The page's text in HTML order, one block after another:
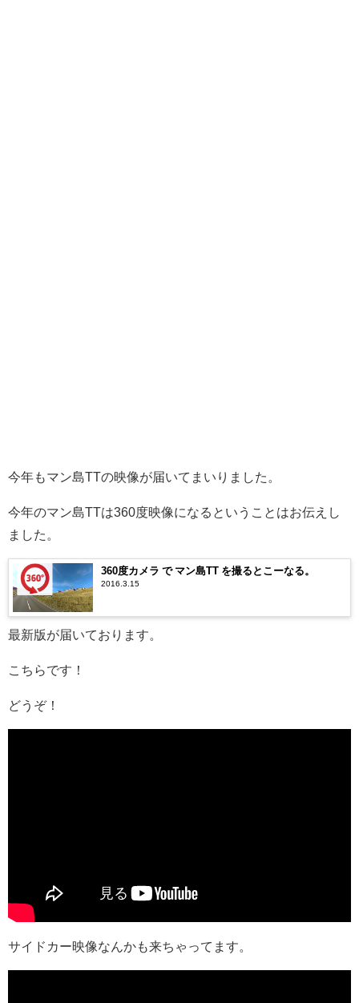
今年もマン島TTの映像が届いてまいりました。
今年のマン島TTは360度映像になるということはお伝えし
ました。
360度カメラ で マン島TT を撮るとこーなる。
2016.3.15
最新版が届いております。
こちらです！
どうぞ！
サイドカー映像なんかも来ちゃってます。